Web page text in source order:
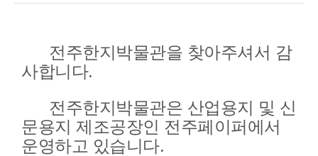
전주한지박물관을 찾아주셔서 감
사합니다.
전주한지박물관은 산업용지 및 신
문용지 제조공장인 전주페이퍼에서
운영하고 있습니다.